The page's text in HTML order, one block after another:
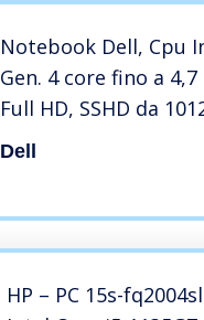
Notebook Dell, Cpu
Gen. 4 core fino a 4,7
Full HD, SSHD da
Ram, Win 10 Pro,
Dell
HP – PC 15s-